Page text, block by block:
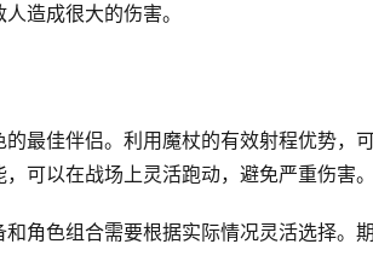
造成很大的伤害。
最佳伴侣。利用魔杖的有效射程优势，
可以在战场上灵活跑动，避免严重伤害。
角色组合需要根据实际情况灵活选择。